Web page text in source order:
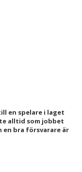
en spelare i laget
alltid som jobbet
en bra försvarare är